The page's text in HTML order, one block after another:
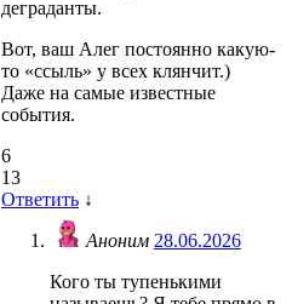
деграданты.
Вот, ваш Алег постоянно какую-
то «ссыль» у всех клянчит.)
Даже на самые известные
события.
6
13
Ответить ↓
Аноним 28.06.2026
Кого ты тупенькими